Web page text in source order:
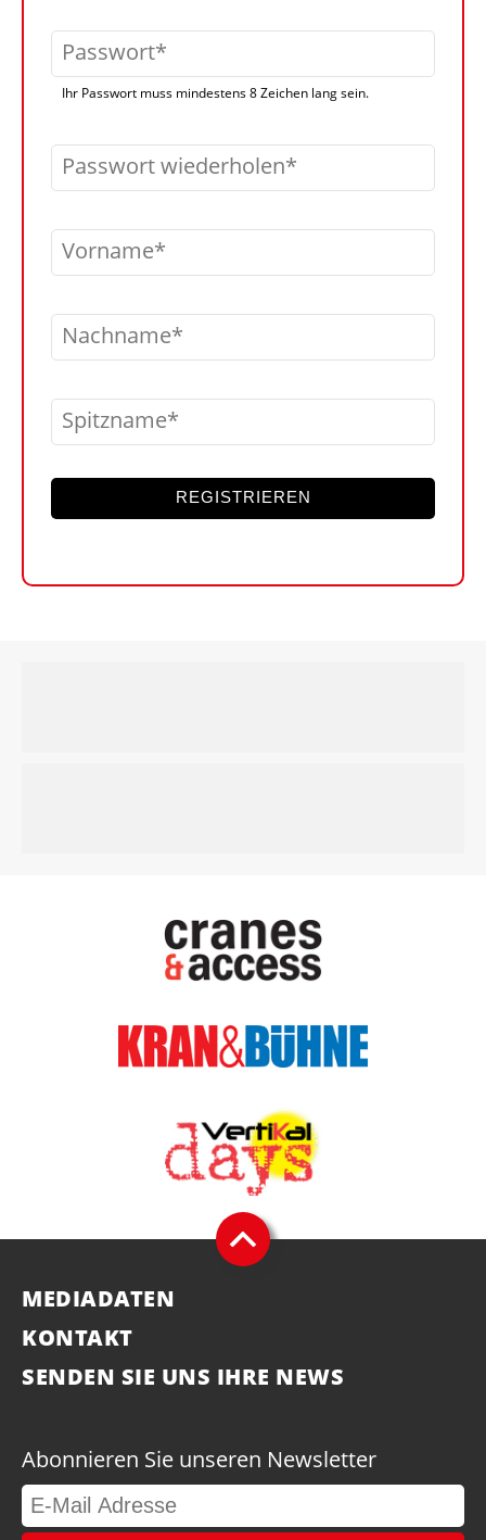
Passwort
Ihr Passwort muss mindestens 8 Zeichen lang sein.
Passwort wiederholen
Vorname
Nachname
Spitzname
REGISTRIEREN
MEDIADATEN
KONTAKT
SENDEN SIE UNS IHRE NEWS
Abonnieren Sie unseren Newsletter